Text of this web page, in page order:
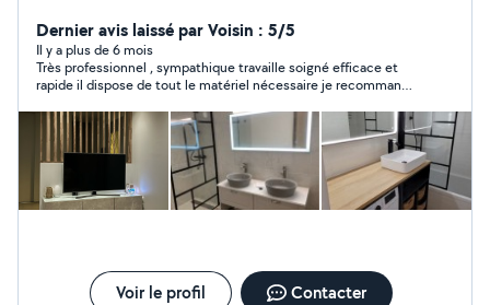
Dernier avis laissé par Voisin : 5/5
Il y a plus de 6 mois
Très professionnel , sympathique travaille soigné efficace et
rapide il dispose de tout le matériel nécessaire je recommande
Voir le profil Contacter